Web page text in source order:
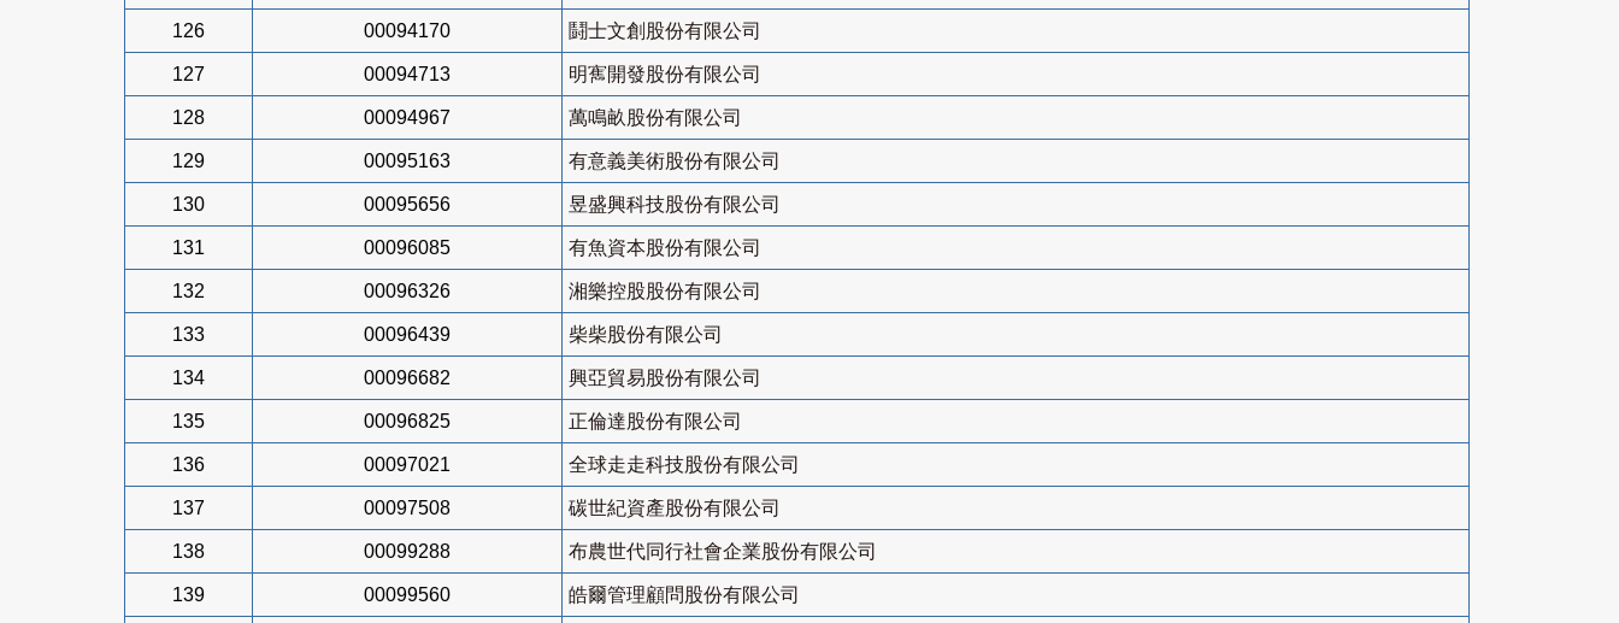
126 00094170 鬪士文創股份有限公司
127 00094713 明寯開發股份有限公司
128 00094967 萬鳴畝股份有限公司
129 00095163 有意義美術股份有限公司
130 00095656 昱盛興科技股份有限公司
131 00096085 有魚資本股份有限公司
132 00096326 湘樂控股股份有限公司
133 00096439 柴柴股份有限公司
134 00096682 興亞貿易股份有限公司
135 00096825 正倫達股份有限公司
136 00097021 全球走走科技股份有限公司
137 00097508 碳世紀資產股份有限公司
138 00099288 布農世代同行社會企業股份有限公司
139 00099560 皓爾管理顧問股份有限公司